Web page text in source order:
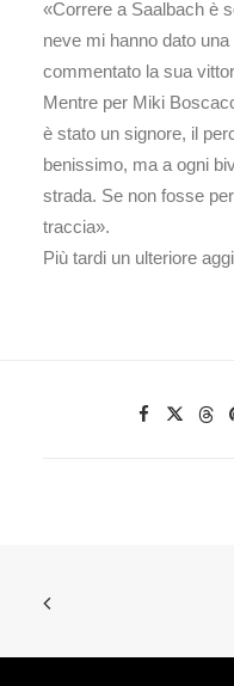
«Correre a Saalbach è
neve mi hanno dato
commentato la sua
Mentre per Miki
è stato un signore, il
benissimo, ma a ogni
strada. Se non fosse
traccia».
Più tardi un ulteriore